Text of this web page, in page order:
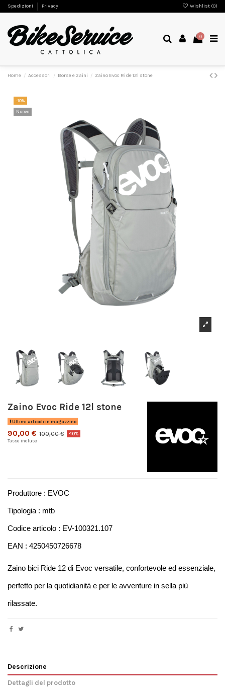
Spedizioni Privacy Wishlist (0)
0
Home Accessori Borse e zaini Zaino Evoc Ride 12l stone
-10%
Nuovo
Zaino Evoc Ride 12l stone
Ultimi articoli in magazzino
90,00 € 100,00 € -10%
Tasse incluse
Produttore : EVOC
Tipologia : mtb
Codice articolo : EV-100321.107
EAN : 4250450726678
Zaino bici Ride 12 di Evoc versatile, confortevole ed essenziale,
perfetto per la quotidianità e per le avventure in sella più
rilassate.
Descrizione
Dettagli del prodotto